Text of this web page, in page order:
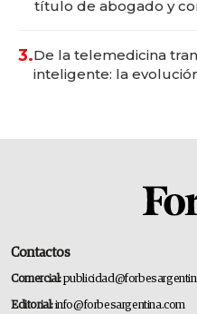
título de abogado y
3.De la telemedicina
inteligente: la
Contactos
Comercial:
Editorial:info@forbesargentina.com